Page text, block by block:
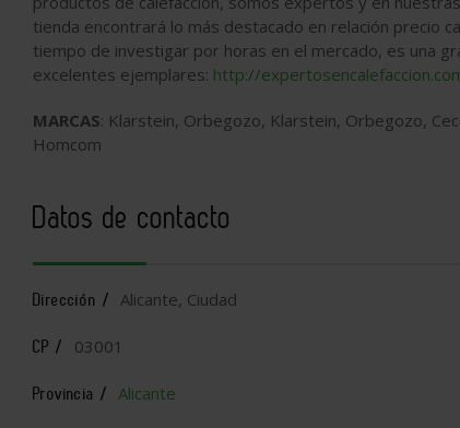
tienda encontrará lo más destacado en relación precio
tiempo de investigar por horas en el mercado, es una
excelentes ejemplares: http://
MARCAS: Klarstein, Orbegozo, Klarstein, Orbegozo,
Homcom
Datos de contacto
Dirección / Alicante, Ciudad
CP / 03001
Provincia / Alicante